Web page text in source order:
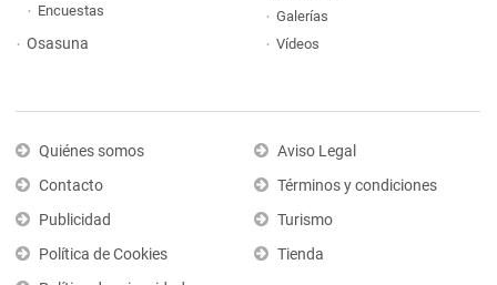
Encuestas
Osasuna
Galerías
Vídeos
Quiénes somos
Contacto
Publicidad
Política de Cookies
Aviso Legal
Términos y condiciones
Turismo
Tienda